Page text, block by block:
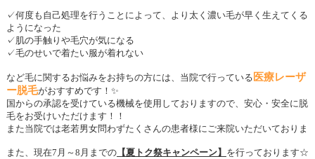
✓何度も自己処理を行うことによって、より太く濃い毛が早く生えてくる
ようになった
✓肌の手触りや毛穴が気になる
✓毛のせいで着たい服が着れない
など毛に関するお悩みをお持ちの方には、当院で行っている 医療レーザ
ー脱毛がおすすめです！ ✨
国からの承認を受けている機械を使用しておりますので、安心・安全に脱
毛をお受けいただけます！！
また当院では老若男女問わずたくさんの患者様にご来院いただいておりま
また、現在7 月～ 8 月までの【夏トク祭キャンペーン】 を行っております☆